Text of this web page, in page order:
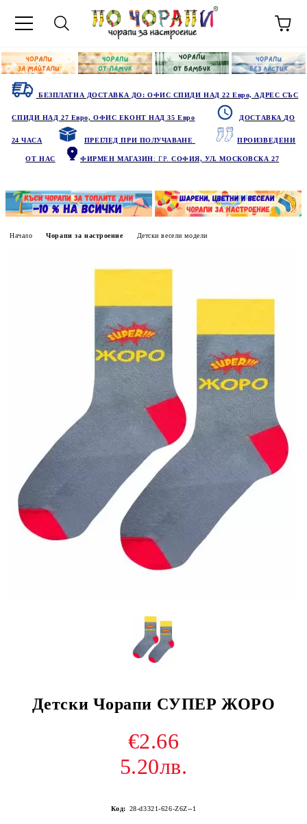
БЕЗПЛАТНА ДОСТАВКА ДО: ОФИС СПИДИ НАД 22 Евро, АДРЕС СЪС
СПИДИ НАД 27 Евро, ОФИС ЕКОНТ НАД 35 Евро ДОСТАВКА ДО
24 ЧАСА ПРЕГЛЕД ПРИ ПОЛУЧАВАНЕ ПРОИЗВЕДЕНИ
ОТ НАС ФИРМЕН МАГАЗИН: ГР.СОФИЯ, УЛ. МОСКОВСКА 27
Начало Чорапи за настроение Детски весели модели
Детски Чорапи СУПЕР ЖОРО
€2.66
5.20лв.
Код: 28-d3321-626-Z6Z--1